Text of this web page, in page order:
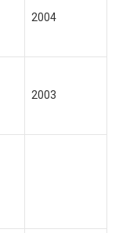
2004
2003